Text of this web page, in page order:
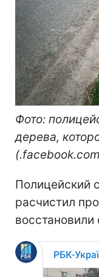
Фото:
дерева,
Полицейский
расчистил
восстановили